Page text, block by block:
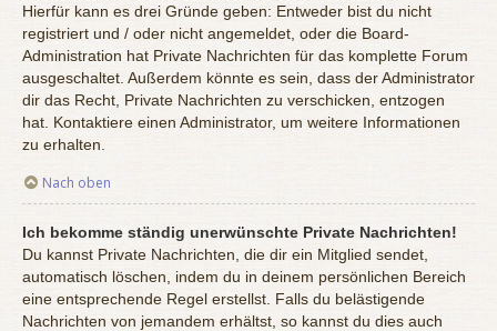
Hierfür kann es drei Gründe geben: Entweder bist du nicht
registriert und / oder nicht angemeldet, oder die Board-
Administration hat Private Nachrichten für das komplette Forum
ausgeschaltet. Außerdem könnte es sein, dass der Administrator
dir das Recht, Private Nachrichten zu verschicken, entzogen
hat. Kontaktiere einen Administrator, um weitere Informationen
zu erhalten.
Nach oben
Ich bekomme ständig unerwünschte Private Nachrichten!
Du kannst Private Nachrichten, die dir ein Mitglied sendet,
automatisch löschen, indem du in deinem persönlichen Bereich
eine entsprechende Regel erstellst. Falls du belästigende
Nachrichten von jemandem erhältst, so kannst du dies auch